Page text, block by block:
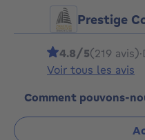
Prestige
4.8/5(219 avis)·
Voir tous les avis
Comment pouvons-